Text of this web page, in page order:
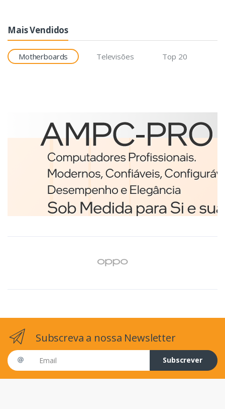
Mais Vendidos
Motherboards Televisões Top 20
Etiquetas
Brother BCS-1J074102-121
etiqueta para impressão
Branco
€98,75
Subscreva a nossa Newsletter
Email address
Subscrever